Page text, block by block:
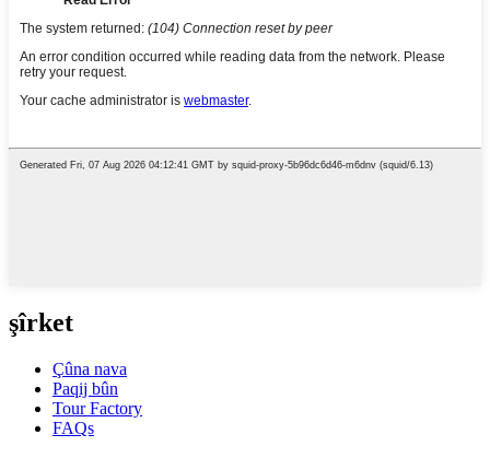
şîrket
Çûna nava
Paqij bûn
Tour Factory
FAQs